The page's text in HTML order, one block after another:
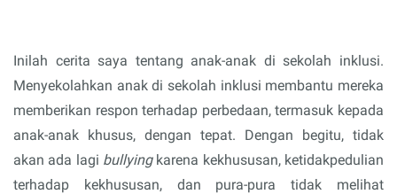
Inilah cerita saya tentang anak-anak di sekolah inklusi.
Menyekolahkan anak di sekolah inklusi membantu mereka
memberikan respon terhadap perbedaan, termasuk kepada
anak-anak khusus, dengan tepat. Dengan begitu, tidak
akan ada lagi bullyingkarena kekhususan, ketidakpedulian
terhadap kekhususan, dan pura-pura tidak melihat